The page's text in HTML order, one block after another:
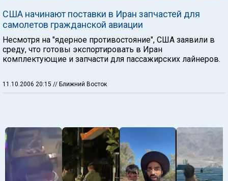
США начинают поставки в Иран запчастей для
самолетов гражданской авиации
Несмотря на "ядерное противостояние", США заявили в
среду, что готовы экспортировать в Иран
комплектующие и запчасти для пассажирских лайнеров.
11.10.2006 20:15 // Ближний Восток